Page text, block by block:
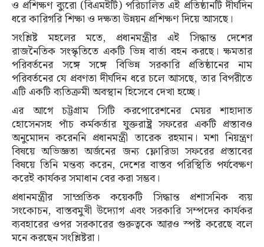
ও প্রশিক্ষণ ব্যুরো (বিএমইটি) পরিচালিত এই প্রতিষ্ঠানটি দীর্ঘদিন
ধরে কারিগরি শিক্ষা ও দক্ষতা উন্নয়ন প্রশিক্ষণ দিয়ে আসছে।
সংশ্লিষ্ট মহলের মতে, প্রধানমন্ত্রীর এই সিদ্ধান্ত দেশের
রাজনৈতিক সংস্কৃতিতে একটি ভিন্ন বার্তা বহন করছে। ক্ষমতার
পরিবর্তনের সঙ্গে সঙ্গে বিভিন্ন সরকারি প্রতিষ্ঠানের নাম
পরিবর্তনের যে প্রবণতা দীর্ঘদিন ধরে চলে আসছে, তার বিপরীতে
এটি একটি ব্যতিক্রমী অবস্থান হিসেবে দেখা হচ্ছে।
এর আগে চট্টগ্রাম সিটি করপোরেশনের মেয়র শাহাদাত
হোসেনসহ পাঁচ কর্মকর্তার যুক্তরাষ্ট্র সফরের একটি প্রস্তাবও
অনুমোদন করেননি প্রধানমন্ত্রী তারেক রহমান। মশা নিয়ন্ত্রণ
বিষয়ে অভিজ্ঞতা অর্জনের জন্য ফ্লোরিডা সফরের প্রস্তাবের
বিষয়ে তিনি মন্তব্য করেন, দেশের বাস্তব পরিস্থিতি পর্যবেক্ষণ
করেই কার্যকর সমাধান বের করা সম্ভব।
প্রধানমন্ত্রীর সাম্প্রতিক কয়েকটি সিদ্ধান্ত প্রশাসনিক ব্যয়
সংকোচন, বাস্তবমুখী উদ্যোগ এবং সরকারি সম্পদের কার্যকর
ব্যবহারের ওপর সরকারের গুরুত্বকে আরও স্পষ্ট করেছে বলে
মনে করছেন সংশ্লিষ্টরা।